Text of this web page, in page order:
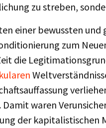
zu streben,
einer bewussten
zum
die
Damit waren
der kapitalistischen